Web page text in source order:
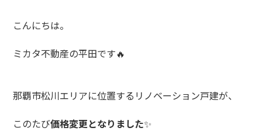
こんにちは。
ミカタ不動産の平田です🔥
那覇市松川エリアに位置するリノベーション戸建が、
このたび価格変更となりました✨